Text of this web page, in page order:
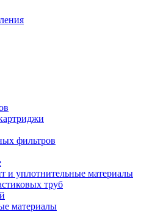
фильтров
и уплотнительные материалы
труб
материалы